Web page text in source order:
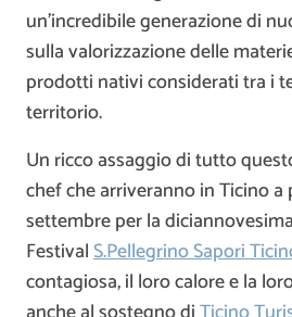
un’incredibile generazione di
sulla valorizzazione delle
prodotti nativi considerati tra i
territorio.
Un ricco assaggio di tutto
chef che arriveranno in Ticino
settembre per la
FestivalS.Pellegrino Sapori
contagiosa, il loro calore e la